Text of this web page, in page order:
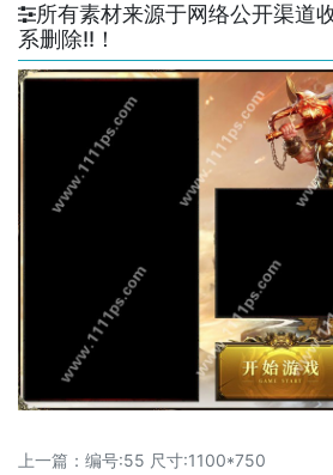
所有素材来源于网络公开渠道
系删除!!！
上一篇： 编号:55 尺寸:1100*750